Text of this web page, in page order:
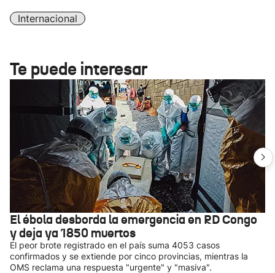
Internacional
Te puede interesar
El ébola desborda la emergencia en RD Congo
y deja ya 1850 muertos
El peor brote registrado en el país suma 4053 casos
confirmados y se extiende por cinco provincias, mientras la
OMS reclama una respuesta "urgente" y "masiva".